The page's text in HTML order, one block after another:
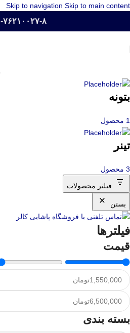
Skip to navigation Skip to main content
۰۲۱-
بتونه
1 محصول
تینر
3 محصول
فیلتر محصولات
بستن
فیلترها
قیمت
بسته بندی